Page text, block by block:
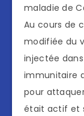
maladie de
Au cours de
modifiée du
injectée
immunitaire
pour
était actif et